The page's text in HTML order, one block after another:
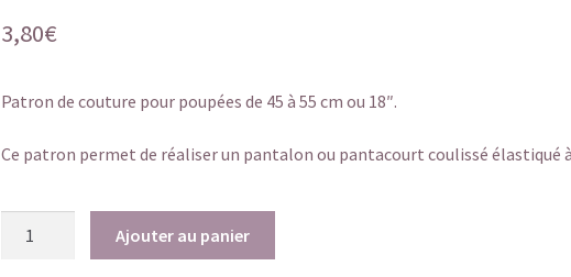
3,80€
Patron de couture pour poupées de 45 à 55 cm ou 18″.
Ce patron permet de réaliser un pantalon ou pantacourt coulissé élastiqué
Ajouter au panier